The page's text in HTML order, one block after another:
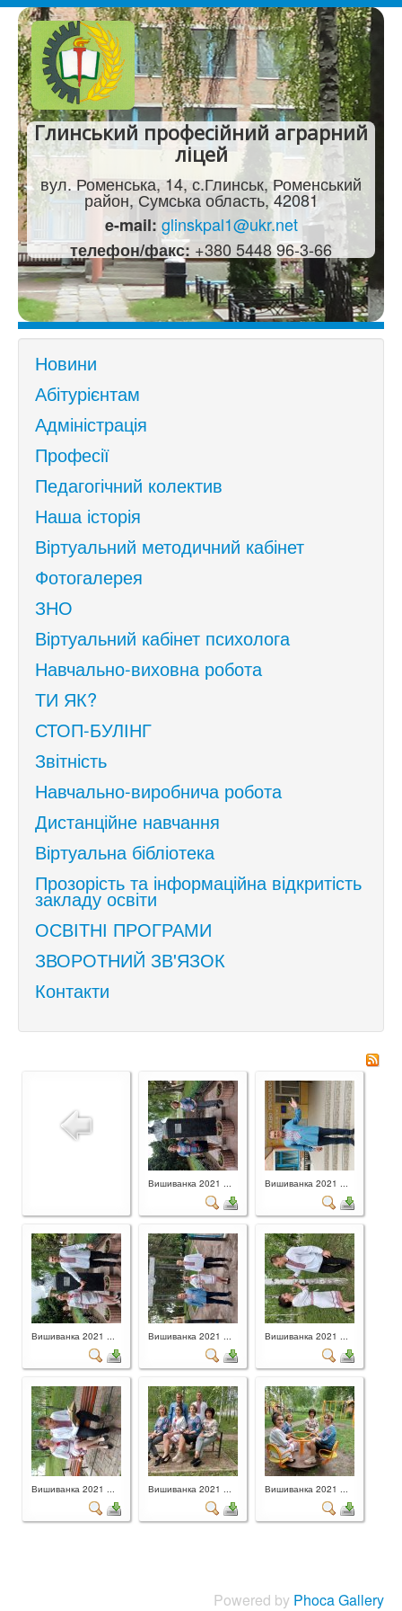
Глинський професійний аграрний
ліцей
вул. Роменська, 14, с.Глинськ, Роменський
район, Сумська область, 42081
e-mail: glinskpal1@ukr.net
телефон/факс: +380 5448 96-3-66
Новини
Абітурієнтам
Адміністрація
Професії
Педагогічний колектив
Наша історія
Віртуальний методичний кабінет
Фотогалерея
ЗНО
Віртуальний кабінет психолога
Навчально-виховна робота
ТИ ЯК?
СТОП-БУЛІНГ
Звітність
Навчально-виробнича робота
Дистанційне навчання
Віртуальна бібліотека
Прозорість та інформаційна відкритість
закладу освіти
ОСВІТНІ ПРОГРАМИ
ЗВОРОТНИЙ ЗВ'ЯЗОК
Контакти
Вишиванка 2021 ... Вишиванка 2021 ...
Вишиванка 2021 ... Вишиванка 2021 ... Вишиванка 2021 ...
Вишиванка 2021 ... Вишиванка 2021 ... Вишиванка 2021 ...
Powered by Phoca Gallery